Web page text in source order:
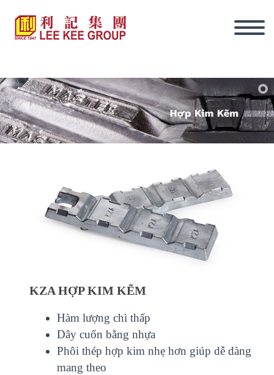
KZA HỢP KIM KẼM
Hàm lượng chì thấp
Dây cuốn bằng nhựa
Phôi thép hợp kim nhẹ hơn giúp dễ dàng
mang theo